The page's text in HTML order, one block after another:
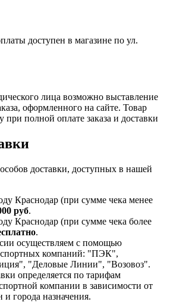
доступен в магазине по ул.
лица возможно выставление
оформленного на сайте. Товар
при полной оплате заказа и доставки
доставки, доступных в нашей
Краснодар (при сумме чека менее
руб.
Краснодар (при сумме чека более
.
осуществляем с помощью
компаний: "ПЭК",
"Деловые Линии", "Возовоз".
определяется по тарифам
компании в зависимости от
города назначения.